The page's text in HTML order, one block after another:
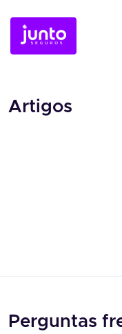
Artigos
Perguntas